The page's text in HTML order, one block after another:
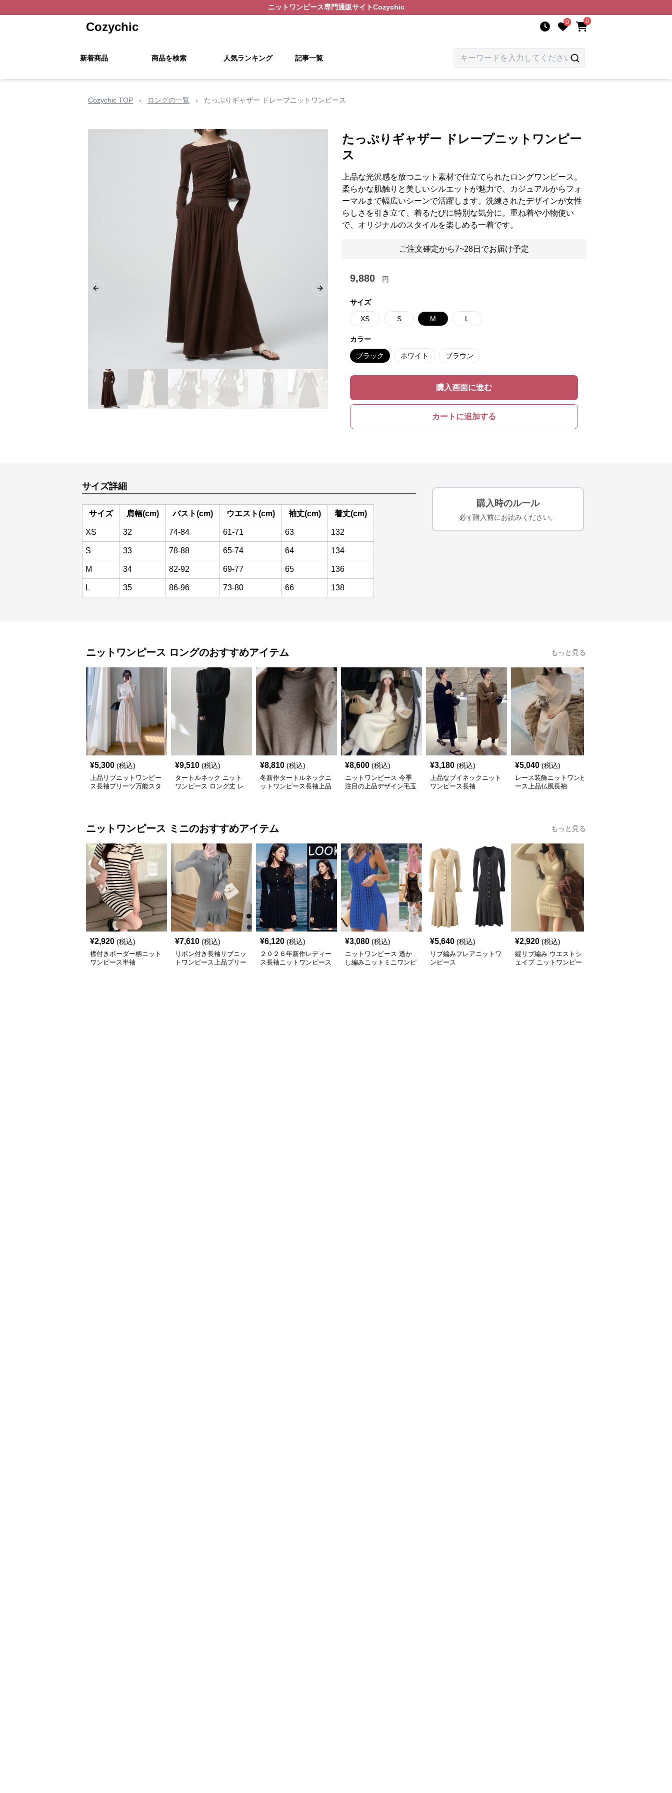
ニットワンピース専門通販サイトCozychic
Cozychic 0 0
新着商品 商品を検索 人気ランキング 記事一覧
Cozychic TOP › ロングの一覧 › たっぷりギャザー ドレープニットワンピース
Previous slide Next slide
たっぷりギャザー ドレープニットワンピー
ス
上品な光沢感を放つニット素材で仕立てられたロングワンピース。
柔らかな肌触りと美しいシルエットが魅力で、カジュアルからフォ
ーマルまで幅広いシーンで活躍します。洗練されたデザインが女性
らしさを引き立て、着るたびに特別な気分に。重ね着や小物使い
で、オリジナルのスタイルを楽しめる一着です。
ご注文確定から7~28日でお届け予定
9,880 円
サイズ
XS S M L
カラー
ブラック ホワイト ブラウン
購入画面に進む
カートに追加する
サイズ詳細
サイズ 肩幅(cm) バスト(cm) ウエスト(cm) 袖丈(cm) 着丈(cm)
XS 32 74-84 61-71 63 132
S 33 78-88 65-74 64 134
M 34 82-92 69-77 65 136
L 35 86-96 73-80 66 138
購入時のルール
必ず購入前にお読みください。
ニットワンピース ロングのおすすめアイテム もっと見る
¥5,300 (税込)
上品リブニットワンピー
ス長袖プリーツ万能スタ
¥9,510 (税込)
タートルネック ニット
ワンピース ロング丈 レ
¥8,810 (税込)
冬新作タートルネックニ
ットワンピース長袖上品
¥8,600 (税込)
ニットワンピース 今季
注目の上品デザイン毛玉
¥3,180 (税込)
上品なブイネックニット
ワンピース長袖
¥5,040 (税込)
レース装飾ニットワンピ
ース上品仏風長袖
ニットワンピース ミニのおすすめアイテム もっと見る
¥2,920 (税込)
襟付きボーダー柄ニット
ワンピース半袖
¥7,610 (税込)
リボン付き長袖リブニッ
トワンピース上品プリー
¥6,120 (税込)
２０２６年新作レディー
ス長袖ニットワンピース
¥3,080 (税込)
ニットワンピース 透か
し編みニットミニワンピ
¥5,640 (税込)
リブ編みフレアニットワ
ンピース
¥2,920 (税込)
縦リブ編み ウエストシ
ェイプ ニットワンピー